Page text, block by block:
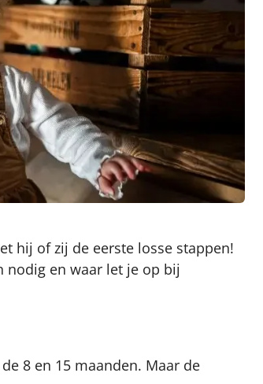
hij of zij de eerste losse stappen!
nodig en waar let je op bij
8 en 15 maanden. Maar de